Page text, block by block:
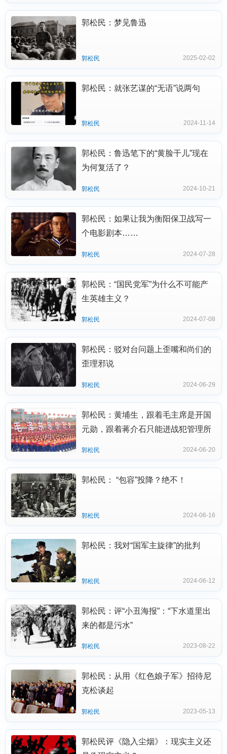
郭松民：梦见鲁迅
郭松民 2025-02-02
郭松民：就张艺谋的“无语”说两句
郭松民 2024-11-14
郭松民：鲁迅笔下的“黄脸干儿”现在
为何复活了？
郭松民 2024-10-21
郭松民：如果让我为衡阳保卫战写一
个电影剧本……
郭松民 2024-07-28
郭松民：“国民党军”为什么不可能产
生英雄主义？
郭松民 2024-07-08
郭松民：驳对台问题上歪嘴和尚们的
歪理邪说
郭松民 2024-06-29
郭松民：黄埔生，跟着毛主席是开国
元勋，跟着蒋介石只能进战犯管理所
郭松民 2024-06-20
郭松民： “包容”投降？绝不！
郭松民 2024-06-16
郭松民：我对“国军主旋律”的批判
郭松民 2024-06-12
郭松民：评“小丑海报”：“下水道里出
来的都是污水”
郭松民 2023-08-22
郭松民：从用《红色娘子军》招待尼
克松谈起
郭松民 2023-05-13
郭松民评《隐入尘烟》：现实主义还